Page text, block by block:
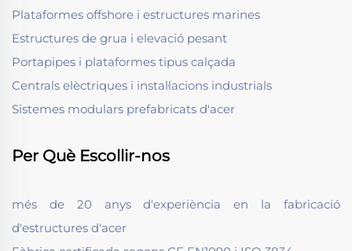
Plataformes offshore i estructures marines
Estructures de grua i elevació pesant
Portapipes i plataformes tipus calçada
Centrals elèctriques i instal·lacions industrials
Sistemes modulars prefabricats d'acer
Per Què Escollir-nos
més de 20 anys d'experiència en la fabricació
d'estructures d'acer